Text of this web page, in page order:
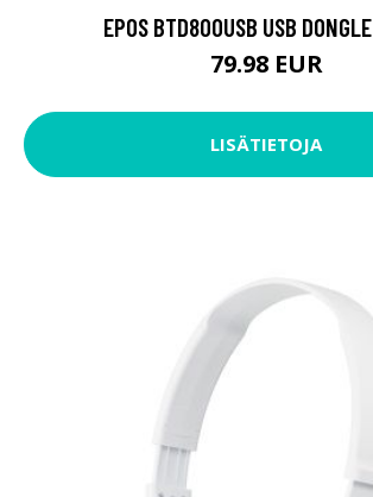
EPOS BTD800USB USB
79.98 EUR
LISÄTIETOJA